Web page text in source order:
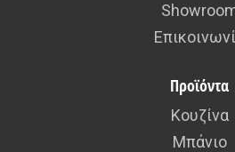
Προϊόντα
Κουζίνα
Μπάνιο